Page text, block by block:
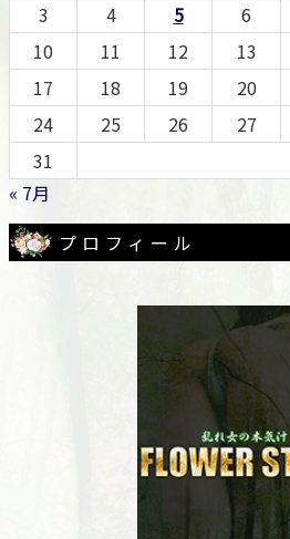
3
4 5 6
10
11 12 13
17
18 19 20
24
25 26 27
31
« 7月
プロフィール